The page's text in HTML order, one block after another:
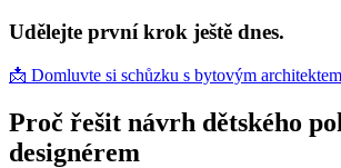
Udělejte první krok ještě dnes.
📩 Domluvte si schůzku s bytovým architektem
Proč řešit návrh dětského
designérem